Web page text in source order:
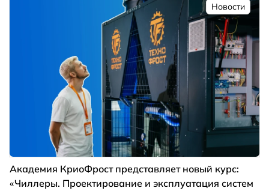
Новости
Академия КриоФрост представляет новый курс:
«Чиллеры. Проектирование и эксплуатация систем